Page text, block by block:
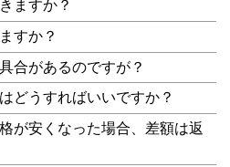
ますか？
すか？
合があるのですが？
どうすればいいですか？
が安くなった場合、差額は返